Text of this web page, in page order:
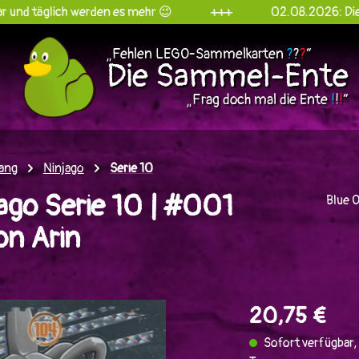
werden es mehr 😉 +++ 02.08.2026: Die Sammel-
„Fehlen LEGO-Sammelkarten ???“
Die Sammel-Ente
„Frag doch mal die Ente!!!“
Ninjago Serie 10
Serie 10 | #001
Arin
Blue
20,75 €
Sofort